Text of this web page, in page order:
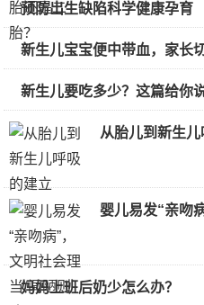
预防出生缺陷科学健康孕育
新生儿宝宝便中带血，家长
新生儿要吃多少？这篇给你
从胎儿到新生
婴儿易发“亲吻
妈妈上班后奶少怎么办？